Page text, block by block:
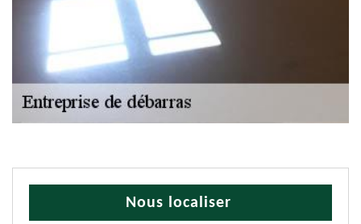
Nous localiser